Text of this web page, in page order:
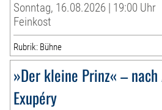
Sonntag, 16.08.2026 | 19:00 Uhr
Feinkost
Rubrik: Bühne
»Der kleine Prinz« –
Exupéry